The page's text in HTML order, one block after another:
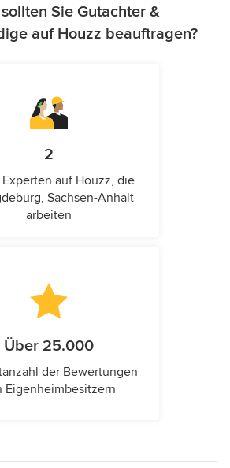
Sie Gutachter &
auf Houzz beauftragen?
2
Experten auf Houzz, die
Sachsen-Anhalt
arbeiten
Über 25.000
der Bewertungen
Eigenheimbesitzern